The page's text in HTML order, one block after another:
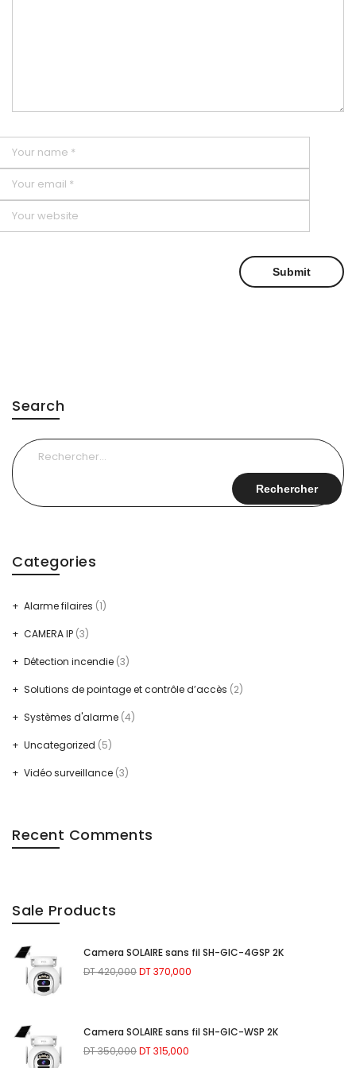
Search
Rechercher :
Categories
Alarme filaires (1)
CAMERA IP (3)
Détection incendie (3)
Solutions de pointage et contrôle d’accès (2)
Systèmes d'alarme (4)
Uncategorized (5)
Vidéo surveillance (3)
Recent Comments
Sale Products
Camera SOLAIRE sans fil SH-GIC-4GSP 2K
DT420,000Le
était :
DT 420,000.
DT370,000
est :
Camera SOLAIRE sans fil SH-GIC-WSP 2K
DT350,000Le
DT315,000